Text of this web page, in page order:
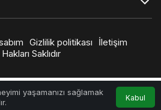
yaşamanızı sağlamak
Kabul
Hesabım
Gizlilik politikası
İletişim
Saklıdır